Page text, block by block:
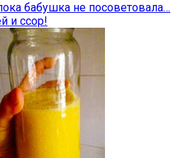
бабушка не посоветовала…
и ссор!